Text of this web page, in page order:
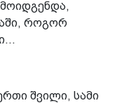
როგორ
შვილი, სამი